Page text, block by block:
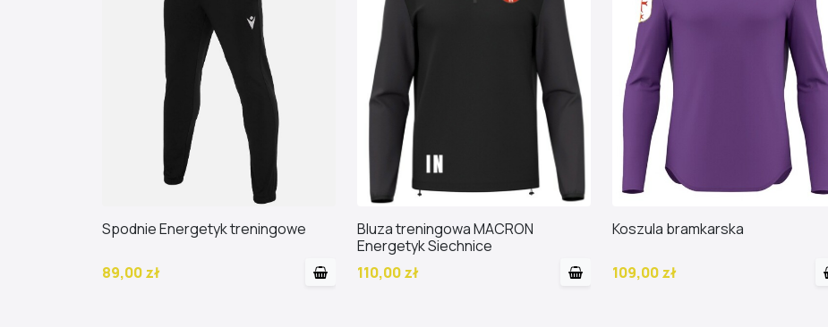
Spodnie Energetyk treningowe
89,00 zł
Bluza treningowa MACRON
Energetyk Siechnice
110,00 zł
Koszula bramkarska
109,00 zł